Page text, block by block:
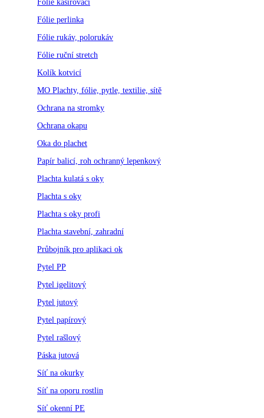
Fólie kašírovací
Fólie perlinka
Fólie rukáv, polorukáv
Fólie ruční stretch
Kolík kotvicí
MO Plachty, fólie, pytle, textilie, sítě
Ochrana na stromky
Ochrana okapu
Oka do plachet
Papír balicí, roh ochranný lepenkový
Plachta kulatá s oky
Plachta s oky
Plachta s oky profi
Plachta stavební, zahradní
Průbojník pro aplikaci ok
Pytel PP
Pytel igelitový
Pytel jutový
Pytel papírový
Pytel rašlový
Páska jutová
Síť na okurky
Síť na oporu rostlin
Síť okenní PE